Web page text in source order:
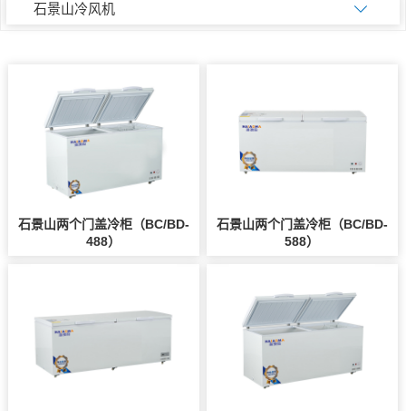
石景山冷风机
石景山两个门盖冷柜（BC/BD-
488）
石景山两个门盖冷柜（BC/BD-
588）